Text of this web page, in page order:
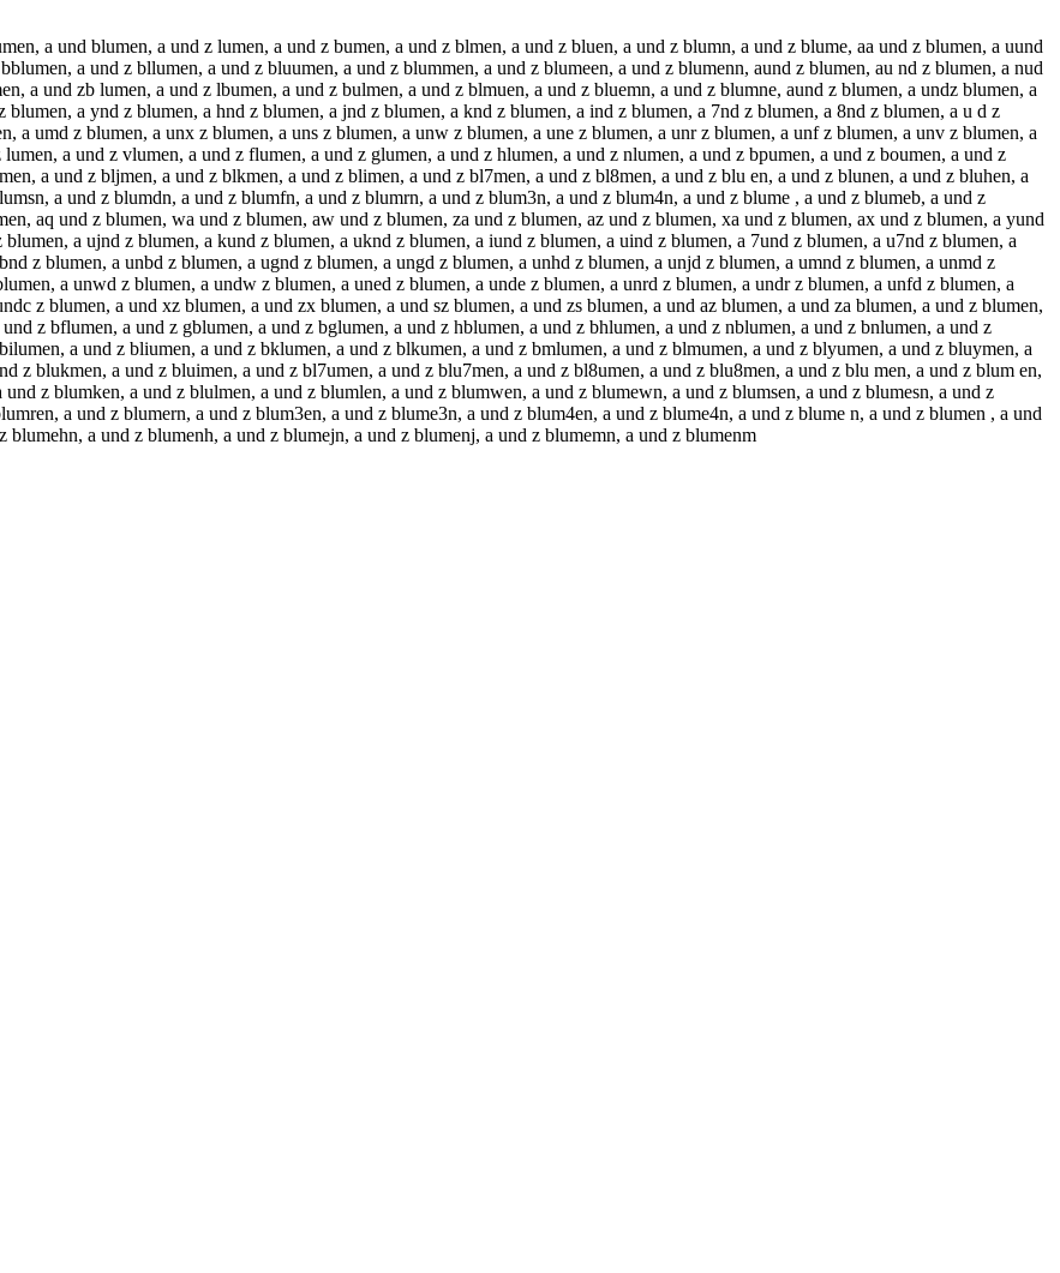
a und blumen, a und z lumen, a und z bumen, a und z blmen, a und z bluen, a und z blumn, a und z blume, aa und z blumen, a uund
a und z bllumen, a und z bluumen, a und z blummen, a und z blumeen, a und z blumenn, aund z blumen, au nd z blumen, a nud
a und zb lumen, a und z lbumen, a und z bulmen, a und z blmuen, a und z bluemn, a und z blumne, aund z blumen, a undz blumen, a
a ynd z blumen, a hnd z blumen, a jnd z blumen, a knd z blumen, a ind z blumen, a 7nd z blumen, a 8nd z blumen, a u d z
a umd z blumen, a unx z blumen, a uns z blumen, a unw z blumen, a une z blumen, a unr z blumen, a unf z blumen, a unv z blumen, a
a und z vlumen, a und z flumen, a und z glumen, a und z hlumen, a und z nlumen, a und z bpumen, a und z boumen, a und z
a und z bljmen, a und z blkmen, a und z blimen, a und z bl7men, a und z bl8men, a und z blu en, a und z blunen, a und z bluhen, a
a und z blumdn, a und z blumfn, a und z blumrn, a und z blum3n, a und z blum4n, a und z blume , a und z blumeb, a und z
aq und z blumen, wa und z blumen, aw und z blumen, za und z blumen, az und z blumen, xa und z blumen, ax und z blumen, a yund
a ujnd z blumen, a kund z blumen, a uknd z blumen, a iund z blumen, a uind z blumen, a 7und z blumen, a u7nd z blumen, a
z blumen, a unbd z blumen, a ugnd z blumen, a ungd z blumen, a unhd z blumen, a unjd z blumen, a umnd z blumen, a unmd z
a unwd z blumen, a undw z blumen, a uned z blumen, a unde z blumen, a unrd z blumen, a undr z blumen, a unfd z blumen, a
z blumen, a und xz blumen, a und zx blumen, a und sz blumen, a und zs blumen, a und az blumen, a und za blumen, a und z blumen,
z bflumen, a und z gblumen, a und z bglumen, a und z hblumen, a und z bhlumen, a und z nblumen, a und z bnlumen, a und z
a und z bliumen, a und z bklumen, a und z blkumen, a und z bmlumen, a und z blmumen, a und z blyumen, a und z bluymen, a
z blukmen, a und z bluimen, a und z bl7umen, a und z blu7men, a und z bl8umen, a und z blu8men, a und z blu men, a und z blum en,
z blumken, a und z blulmen, a und z blumlen, a und z blumwen, a und z blumewn, a und z blumsen, a und z blumesn, a und z
a und z blumern, a und z blum3en, a und z blume3n, a und z blum4en, a und z blume4n, a und z blume n, a und z blumen , a und
a und z blumenh, a und z blumejn, a und z blumenj, a und z blumemn, a und z blumenm